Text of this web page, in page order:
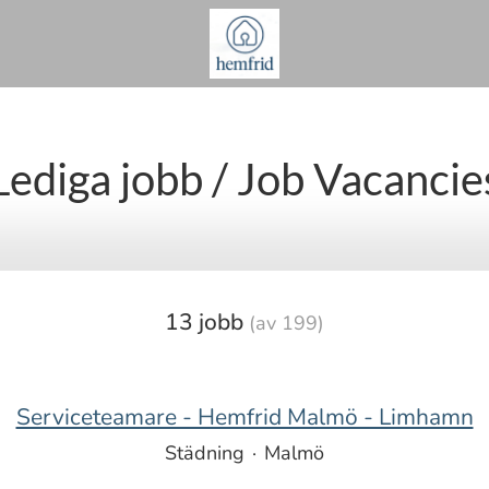
jobb / Job
13 jobb (av 199)
Serviceteamare - Hemfrid Malmö - Limhamn
Städning · Malmö